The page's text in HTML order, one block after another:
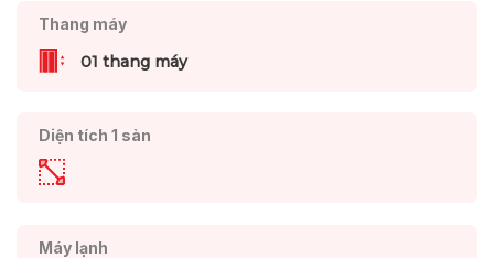
Thang máy
01 thang máy
Diện tích 1 sàn
Máy lạnh